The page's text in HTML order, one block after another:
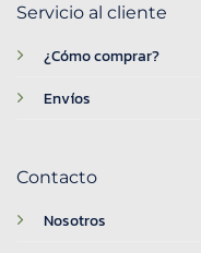
Servicio al cliente
¿Cómo comprar?
Envíos
Contacto
Nosotros